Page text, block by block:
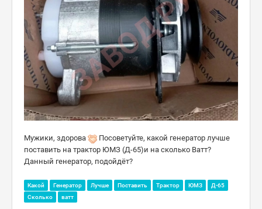
Мужики, здорова
Посоветуйте, какой генератор лучше
поставить на трактор ЮМЗ (Д-65)и на сколько Ватт?
Данный генератор, подойдёт?
Какой Генератор Лучше Поставить Трактор ЮМЗ
Д-65
Сколько
ватт